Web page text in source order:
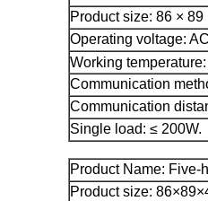
Product size: 86 × 89
Operating voltage:
Working
Communication
Communication
Single load: ≤ 200W.
Product Name: Five-
Product size: